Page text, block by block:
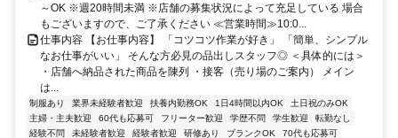
～OK ※週20時間未満 ※店舗の募集状況によって充足している 場合
もございますので、ご了承ください ≪営業時間≫10:0...
仕事内容 【お仕事内容】 「コツコツ作業が好き」 「簡単、シンプル
なお仕事がいい」 そんな方必見の品出しスタッフ◎ ＜具体的には＞
・店舗へ納品された商品を陳列 ・接客（売り場のご案内） メイン
は...
制服あり 業界未経験者歓迎 扶養内勤務OK 1日4時間以内OK
土日祝のみOK
主婦・主夫歓迎
60代も応募可 フリーター歓迎 学歴不問 学生歓迎
転勤なし
経験不問
未経験者歓迎 経験者歓迎 研修あり ブランクOK
70代も応募可